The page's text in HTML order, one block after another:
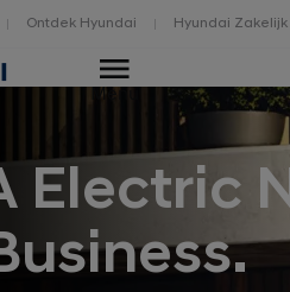
Ontdek Hyundai Hyundai Zakelijk
Home
Menu
Electric